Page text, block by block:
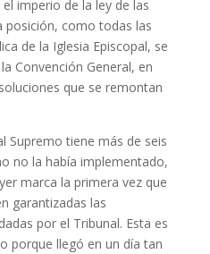
imperio de la ley de las
posición, como todas las
de la Iglesia Episcopal, se
Convención General, en
que se remontan
Supremo tiene más de seis
no la había implementado,
marca la primera vez que
garantizadas las
por el Tribunal. Esta es
porque llegó en un día tan